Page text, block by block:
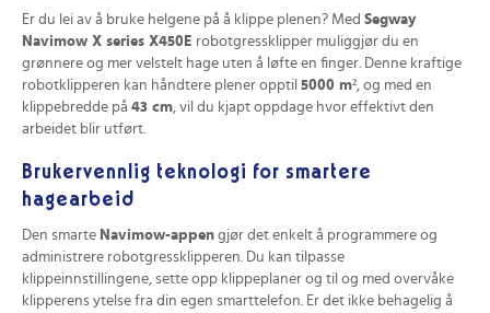
Er du lei av å bruke helgene på å klippe plenen? Med Segway
Navimow X series X450E robotgressklipper muliggjør du en
grønnere og mer velstelt hage uten å løfte en finger. Denne kraftige
robotklipperen kan håndtere plener opptil 5000 m² , og med en
klippebredde på 43 cm , vil du kjapt oppdage hvor effektivt den
arbeidet blir utført.
Brukervennlig teknologi for smartere
hagearbeid
Den smarte Navimow-appen gjør det enkelt å programmere og
administrere robotgressklipperen. Du kan tilpasse
klippeinnstillingene, sette opp klippeplaner og til og med overvåke
klipperens ytelse fra din egen smarttelefon. Er det ikke behagelig å